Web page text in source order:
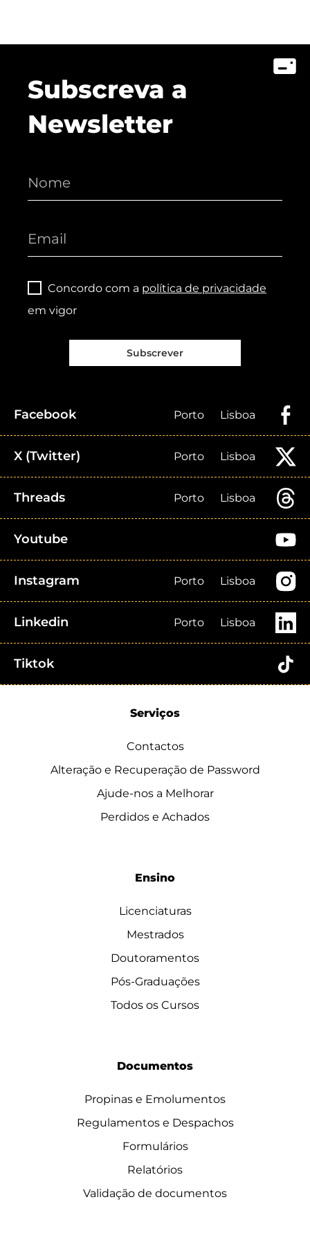
Subscreva a
Newsletter
Concordo com a política de privacidade
em vigor
Subscrever
Facebook Porto Lisboa
X (Twitter) Porto Lisboa
Threads Porto Lisboa
Youtube
Instagram Porto Lisboa
Linkedin Porto Lisboa
Tiktok
Serviços
Contactos
Alteração e Recuperação de Password
Ajude-nos a Melhorar
Perdidos e Achados
Ensino
Licenciaturas
Mestrados
Doutoramentos
Pós-Graduações
Todos os Cursos
Documentos
Propinas e Emolumentos
Regulamentos e Despachos
Formulários
Relatórios
Validação de documentos